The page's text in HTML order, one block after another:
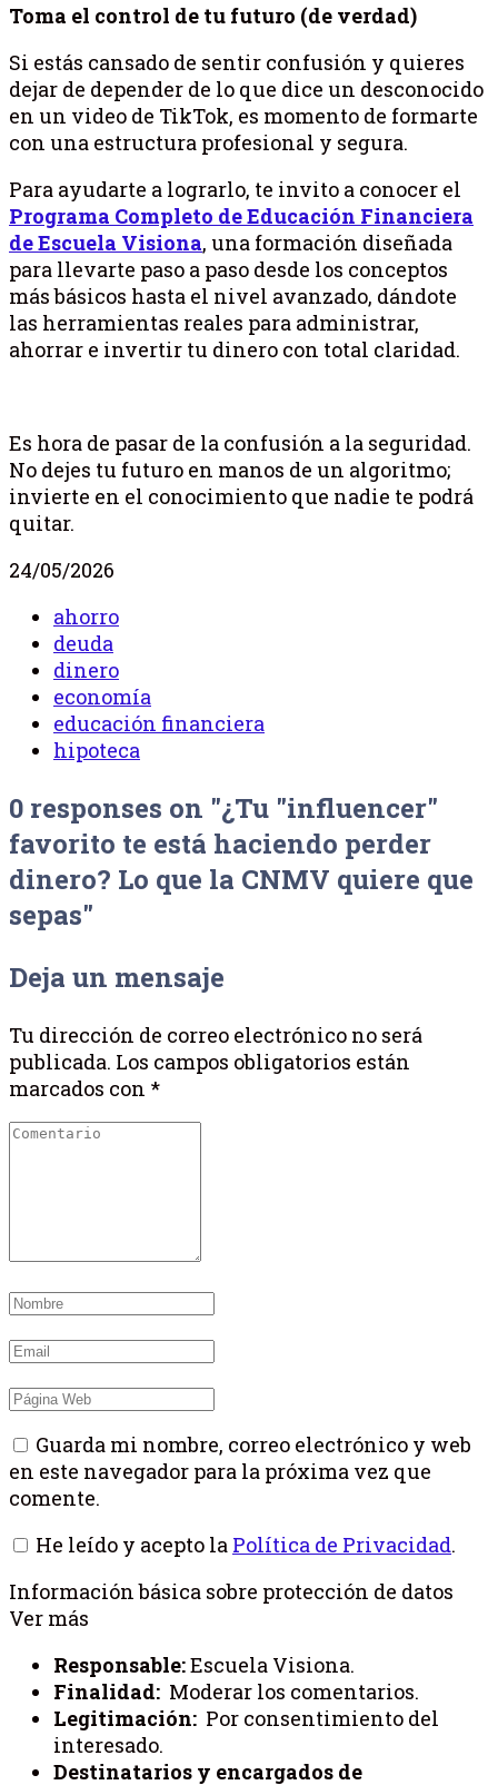
Toma el control de tu futuro (de verdad)
Si estás cansado de sentir confusión y quieres
dejar de depender de lo que dice un desconocido
en un video de TikTok, es momento de formarte
con una estructura profesional y segura.
Para ayudarte a lograrlo, te invito a conocer el
Programa Completo de Educación Financiera
de Escuela Visiona, una formación diseñada
para llevarte paso a paso desde los conceptos
más básicos hasta el nivel avanzado, dándote
las herramientas reales para administrar,
ahorrar e invertir tu dinero con total claridad.
Es hora de pasar de la confusión a la seguridad.
No dejes tu futuro en manos de un algoritmo;
invierte en el conocimiento que nadie te podrá
quitar.
24/05/2026
ahorro
deuda
dinero
economía
educación financiera
hipoteca
0 responses on "¿Tu "influencer"
favorito te está haciendo perder
dinero? Lo que la CNMV quiere que
sepas"
Deja un mensaje
Tu dirección de correo electrónico no será
publicada. Los campos obligatorios están
marcados con *
Guarda mi nombre, correo electrónico y web
en este navegador para la próxima vez que
comente.
He leído y acepto la Política de Privacidad.
Información básica sobre protección de datos
Ver más
Responsable:Escuela Visiona.
Finalidad: Moderar los comentarios.
Legitimación: Por consentimiento del
interesado.
Destinatarios y encargados de